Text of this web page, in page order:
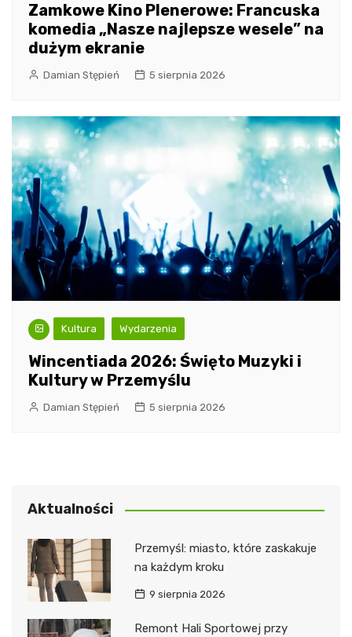
Zamkowe Kino Plenerowe: Francuska
komedia „Nasze najlepsze wesele” na
dużym ekranie
Damian Stępień 5 sierpnia 2026
Kultura Wydarzenia
Wincentiada 2026: Święto Muzyki i
Kultury w Przemyślu
Damian Stępień 5 sierpnia 2026
Aktualności
Przemyśl: miasto, które zaskakuje
na każdym kroku
9 sierpnia 2026
Remont Hali Sportowej przy